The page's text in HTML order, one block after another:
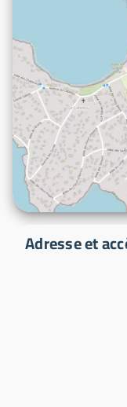
Adresse et